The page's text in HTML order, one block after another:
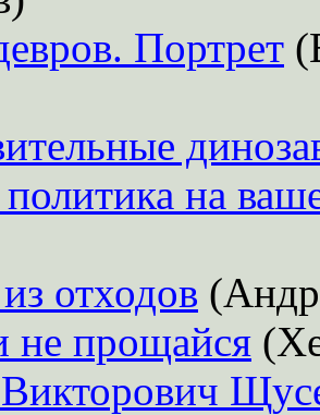
Портрет
на
отходов
не прощайся